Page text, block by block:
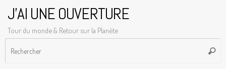
contenu
J'AI UNE OUVERTURE
Tour du monde & Retour sur la Planète